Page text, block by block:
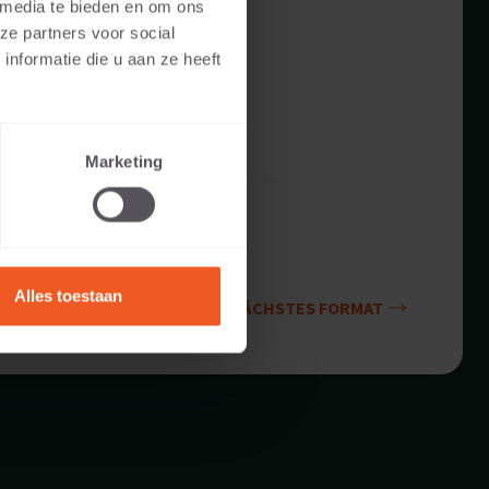
te bieden en om ons
partners voor social
die u aan ze heeft
Marketing
Alles toestaan
NÄCHSTES FORMAT